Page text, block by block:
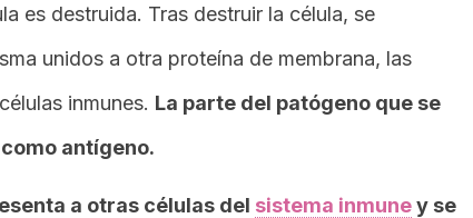
es destruida. Tras destruir la célula, se
unidos a otra proteína de membrana, las
inmunes. La parte del patógeno que se
antígeno.
a otras células del sistema inmuney se